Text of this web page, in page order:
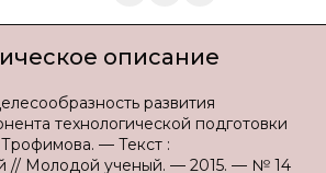
описание
развития
технологической подготовки
— Текст :
// Молодой ученый. — 2015. — № 14